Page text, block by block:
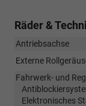
Räder &
Antriebsachse
Externe
Fahrwerk- und
Elektronisches